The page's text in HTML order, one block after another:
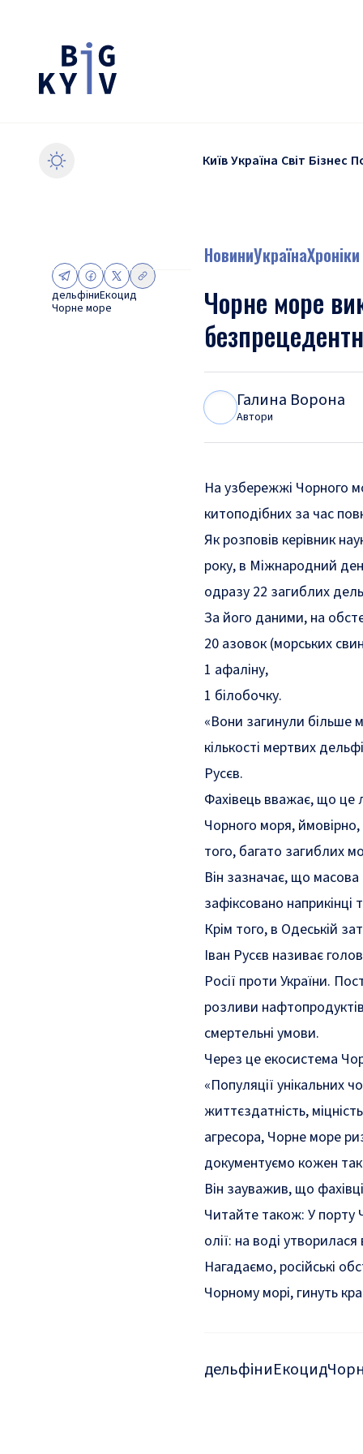
КиївУкраїна Світ Бізнес
дельфіниЕкоцид
Чорне море
НовиниУкраїна
Чорне море
Галина Ворона
Автори
На узбережжі Чорного
китоподібних за час
Як розповів керівник
року, в Міжнародний
одразу 22 загиблих
За його даними, на
20 азовок (морських
1 афаліну,
1 білобочку.
«Вони загинули більше
кількості мертвих
Русєв.
Фахівець вважає, що це
Чорного моря,
того, багато загиблих
Він зазначає, що масова
зафіксовано
Крім того, в Одеській
Іван Русєв називає
Росії проти України.
розливи
смертельні умови.
Через це екосистема
«​Популяції унікальних
життєздатність,
агресора, Чорне море
документуємо кожен
Він зауважив, що
Читайте також: У порту
олії: на воді
Нагадаємо, російські
Чорному морі, гинуть
дельфіниЕкоцид